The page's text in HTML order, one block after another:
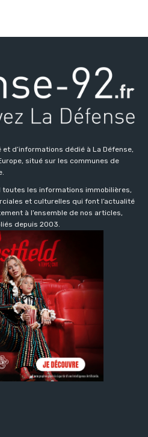
d’informations dédié à La Défense,
situé sur les communes de
toutes les informations immobilières,
et culturelles qui font l’actualité
à l’ensemble de nos articles,
depuis 2003.